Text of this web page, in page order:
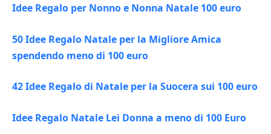
Idee Regalo per Nonno e Nonna Natale 100 euro
50 Idee Regalo Natale per la Migliore Amica
spendendo meno di 100 euro
42 Idee Regalo di Natale per la Suocera sui 100 euro
Idee Regalo Natale Lei Donna a meno di 100 Euro